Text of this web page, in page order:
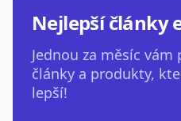
Nejlepší články
Jednou za měsíc
články a produkty,
lepší!